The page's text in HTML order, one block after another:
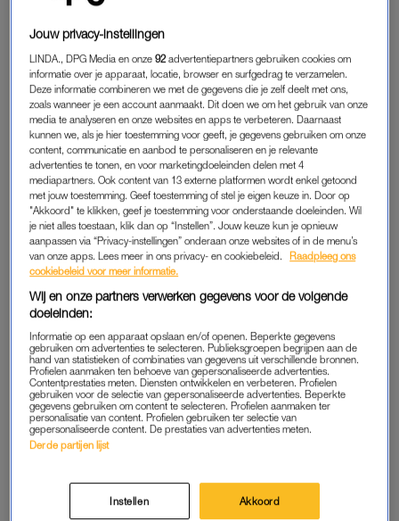
SELECTIE
“De afgelopen twintig jaar zijn er toch wel een aantal
problemen met realityprogramma’s voorgekomen,” legt
mediadeskundige Tina Nijkamp zaterdagavond in RTL
Boulevard uit. “Om dat te voorkomen zijn de casting
procedures veel intensiever geworden.”
Maar dus niet intensief genoeg, want het komt nog wel eens
voor dat er iemand doorheen glipt. Zoals Malgosia, B&B Vol
Liefde-deelnemer van dit jaar, maar ookB&B Vol Liefde-
Vlaamse variant van B&B Vol Liefde dit jaar
Het bloed kruipt waar 't niet
gaan kan: Leendert vraagt
Thalia terug te komen in 'B&B
Vol Liefde'
ACHTERGRONDCHECK
Jouw privacy-instellingen
LINDA., DPG Media en onze92 advertentiepartners gebruiken cookies om
informatie over je apparaat, locatie, browser en surfgedrag te verzamelen.
Deze informatie combineren we met de gegevens die je zelf deelt met ons,
zoals wanneer je een account aanmaakt. Dit doen we om het gebruik van onze
media te analyseren en onze websites en apps te verbeteren. Daarnaast
kunnen we, als je hier toestemming voor geeft, je gegevens gebruiken om onze
content, communicatie en aanbod te personaliseren en je relevante
advertenties te tonen, en voor marketingdoeleinden delen met 4
mediapartners. Ook content van 13 externe platformen wordt enkel getoond
met jouw toestemming. Geef toestemming of stel je eigen keuze in. Door op
"Akkoord" te klikken, geef je toestemming voor onderstaande doeleinden. Wil
je niet alles toestaan, klik dan op “Instellen”. Jouw keuze kun je opnieuw
aanpassen via “Privacy-instellingen” onderaan onze websites of in de menu’s
van onze apps. Lees meer in ons privacy- en cookiebeleid.
Raadpleeg ons
cookiebeleid voor meer informatie.
Wij en onze partners verwerken gegevens voor de volgende
doeleinden:
Informatie op een apparaat opslaan en/of openen. Beperkte gegevens
gebruiken om advertenties te selecteren. Publieksgroepen begrijpen aan de
hand van statistieken of combinaties van gegevens uit verschillende bronnen.
Profielen aanmaken ten behoeve van gepersonaliseerde advertenties.
Contentprestaties meten. Diensten ontwikkelen en verbeteren. Profielen
gebruiken voor de selectie van gepersonaliseerde advertenties. Beperkte
gegevens gebruiken om content te selecteren. Profielen aanmaken ter
personalisatie van content. Profielen gebruiken ter selectie van
gepersonaliseerde content. De prestaties van advertenties meten.
Derde partijen lijst
Instellen Akkoord